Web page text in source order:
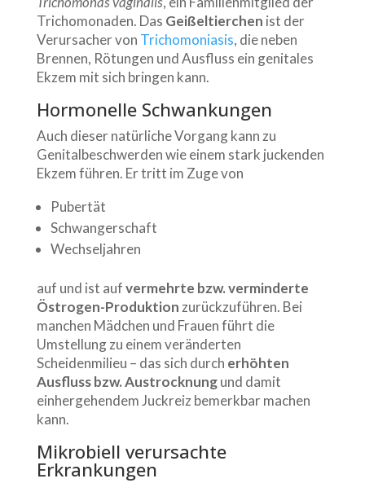
Trichomonaden. Das Geißeltierchen ist der
Verursacher von Trichomoniasis, die neben
Brennen, Rötungen und Ausfluss ein genitales
Ekzem mit sich bringen kann.
Hormonelle Schwankungen
Auch dieser natürliche Vorgang kann zu
Genitalbeschwerden wie einem stark juckenden
Ekzem führen. Er tritt im Zuge von
Pubertät
Schwangerschaft
Wechseljahren
auf und ist aufvermehrte bzw. verminderte
Östrogen-Produktion zurückzuführen. Bei
manchen Mädchen und Frauen führt die
Umstellung zu einem veränderten
Scheidenmilieu – das sich durch erhöhten
Ausfluss bzw. Austrocknungund damit
einhergehendem Juckreiz bemerkbar machen
kann.
Mikrobiell verursachte
Erkrankungen